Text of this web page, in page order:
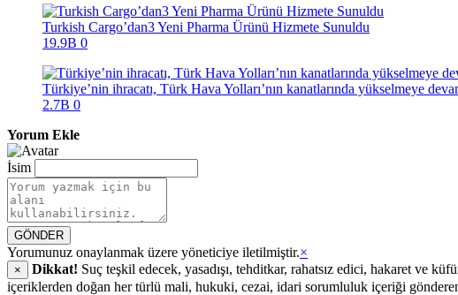
Turkish Cargo’dan3 Yeni Pharma Ürünü Hizmete Sunuldu
19.9B 0
Türkiye’nin ihracatı, Türk Hava Yolları’nın kanatlarında yükselmeye
2.7B 0
Yorum Ekle
İsim
GÖNDER
Yorumunuz onaylanmak üzere yöneticiye iletilmiştir.×
× Dikkat! Suç teşkil edecek, yasadışı, tehditkar, rahatsız edici, hakaret ve
içeriklerden doğan her türlü mali, hukuki, cezai, idari sorumluluk içeriği